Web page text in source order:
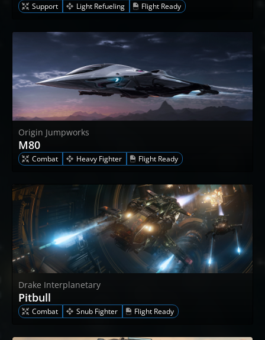
Support Light Refueling Flight Ready
Origin Jumpworks
M80
Combat Heavy Fighter Flight Ready
Drake Interplanetary
Pitbull
Combat Snub Fighter Flight Ready